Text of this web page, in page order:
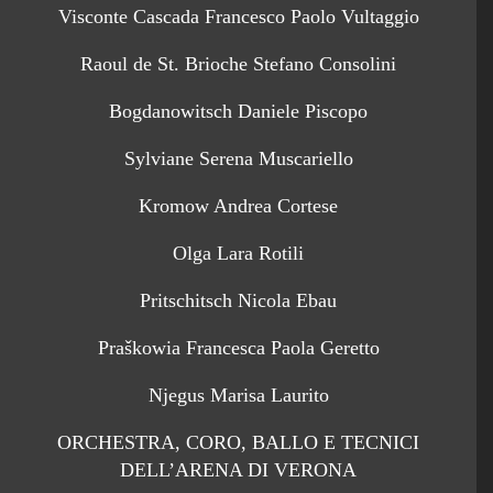
Visconte Cascada Francesco Paolo Vultaggio
Raoul de St. Brioche Stefano Consolini
Bogdanowitsch Daniele Piscopo
Sylviane Serena Muscariello
Kromow Andrea Cortese
Olga Lara Rotili
Pritschitsch Nicola Ebau
Praškowia Francesca Paola Geretto
Njegus Marisa Laurito
ORCHESTRA, CORO, BALLO E TECNICI
DELL’ARENA DI VERONA